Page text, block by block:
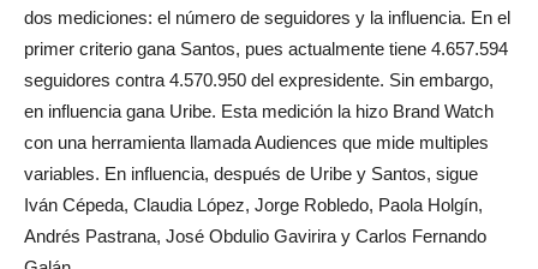
dos mediciones: el número de seguidores y la influencia. En el
primer criterio gana Santos, pues actualmente tiene 4.657.594
seguidores contra 4.570.950 del expresidente. Sin embargo,
en influencia gana Uribe. Esta medición la hizo Brand Watch
con una herramienta llamada Audiences que mide multiples
variables. En influencia, después de Uribe y Santos, sigue
Iván Cépeda, Claudia López, Jorge Robledo, Paola Holgín,
Andrés Pastrana, José Obdulio Gavirira y Carlos Fernando